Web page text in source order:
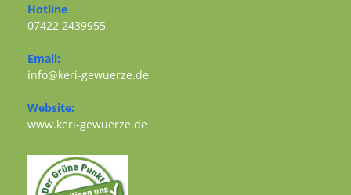
Hotline
07422 2439955
Email:
info@keri-gewuerze.de
Website:
www.keri-gewuerze.de